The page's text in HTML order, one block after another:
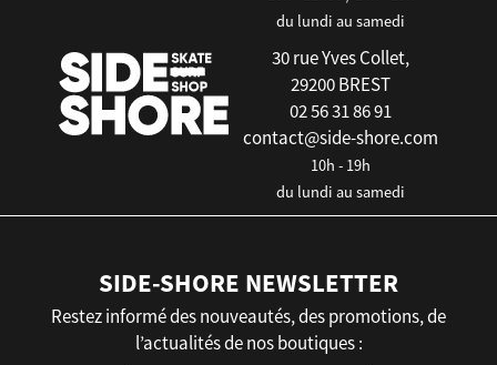
du lundi au samedi
30 rue Yves Collet,
29200 BREST
02 56 31 86 91
contact@side-shore.com
10h - 19h
du lundi au samedi
SIDE-SHORE NEWSLETTER
Restez informé des nouveautés, des promotions, de
l’actualités de nos boutiques :